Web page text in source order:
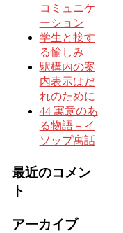
コミュニケ
ーション
学生と接す
る愉しみ
駅構内の案
内表示はだ
れのために
44 寓意のあ
る物語－イ
ソップ寓話
最近のコメン
ト
アーカイブ